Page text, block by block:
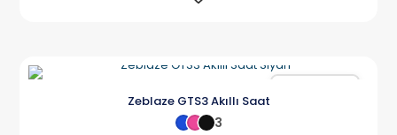
Zeblaze GTS3 Akıllı Saat
3